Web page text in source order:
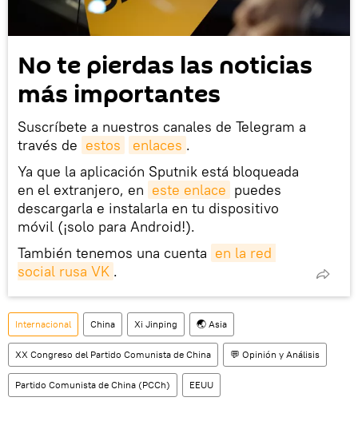
No te pierdas las noticias
más importantes
Suscríbete a nuestros canales de Telegram a
través de estos enlaces .
Ya que la aplicación Sputnik está bloqueada
en el extranjero, en este enlace puedes
descargarla e instalarla en tu dispositivo
móvil (¡solo para Android!).
También tenemos una cuenta en la red
social rusa VK .
Internacional China Xi Jinping 🌏 Asia
XX Congreso del Partido Comunista de China 💬 Opinión y Análisis
Partido Comunista de China (PCCh) EEUU